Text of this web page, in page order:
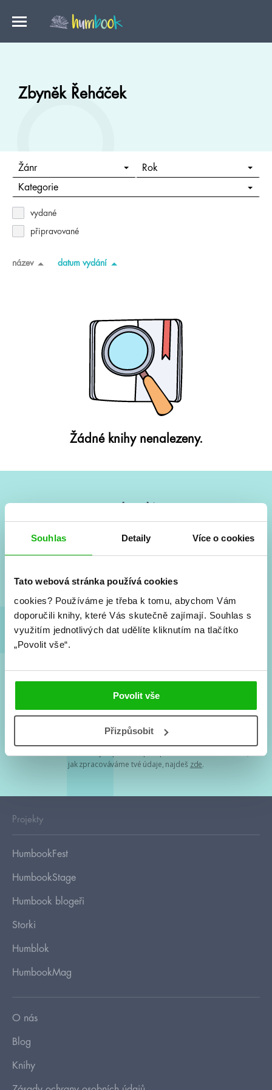
Souhlas Detaily Více o cookies
Tato webová stránka používá cookies
cookies? Používáme je třeba k tomu, abychom Vám
doporučili knihy, které Vás skutečně zajímají. Souhlas s
využitím jednotlivých dat udělíte kliknutím na tlačítko
„Povolit vše“.
Povolit vše
Přizpůsobit
Zbyněk Řeháček
Žánr Rok
Kategorie
vydané
připravované
název datum vydání
Žádné knihy nenalezeny.
Vše kolem #youngadult každý měsíc rovnou do mailu!
a seriálové adaptace a další.
Souhlasím spodmínkami zpracování osobních údajů
Tvá e-mailová adresa je u nás v bezpečí. Přečti si
jak zpracováváme tvé údaje, najdeš zde.
Projekty
HumbookFest
HumbookStage
Humbook blogeři
Storki
Humblok
HumbookMag
O nás
Blog
Knihy